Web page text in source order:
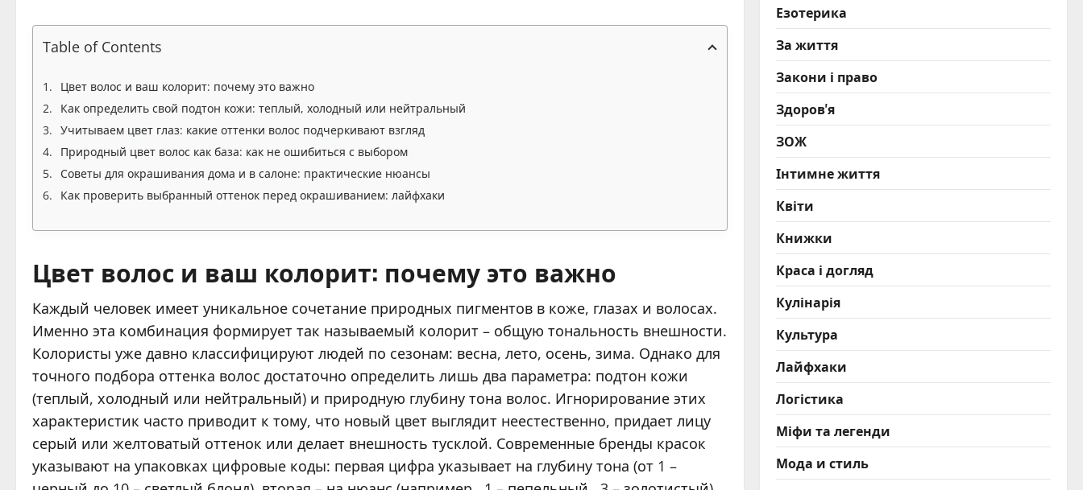
Table of Contents
Цвет волос и ваш колорит: почему это важно
Как определить свой подтон кожи: теплый, холодный или нейтральный
Учитываем цвет глаз: какие оттенки волос подчеркивают взгляд
Природный цвет волос как база: как не ошибиться с выбором
Советы для окрашивания дома и в салоне: практические нюансы
Как проверить выбранный оттенок перед окрашиванием: лайфхаки
Цвет волос и ваш колорит: почему это важно
Каждый человек имеет уникальное сочетание природных пигментов в коже, глазах и волосах.
Именно эта комбинация формирует так называемый колорит – общую тональность внешности.
Колористы уже давно классифицируют людей по сезонам: весна, лето, осень, зима. Однако для
точного подбора оттенка волос достаточно определить лишь два параметра: подтон кожи
(теплый, холодный или нейтральный) и природную глубину тона волос. Игнорирование этих
характеристик часто приводит к тому, что новый цвет выглядит неестественно, придает лицу
серый или желтоватый оттенок или делает внешность тусклой. Современные бренды красок
указывают на упаковках цифровые коды: первая цифра указывает на глубину тона (от 1 –
Езотерика
За життя
Закони і право
Здоров'я
ЗОЖ
Інтимне життя
Квіти
Книжки
Краса і догляд
Кулінарія
Культура
Лайфхаки
Логістика
Міфи та легенди
Мода и стиль